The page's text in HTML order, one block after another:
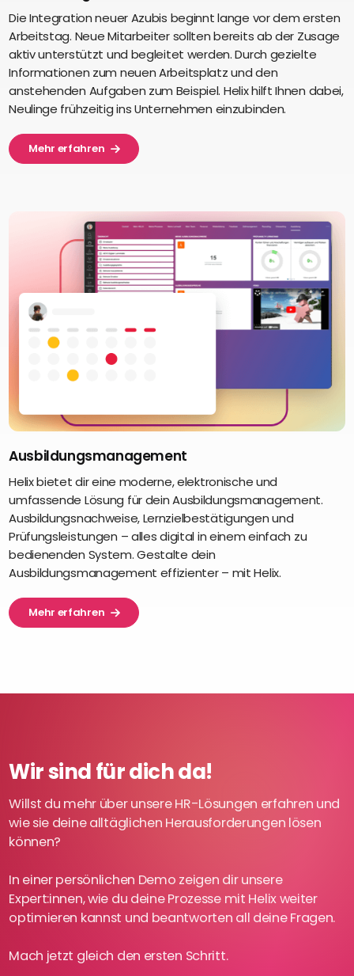
Die Integration neuer Azubis beginnt lange vor dem ersten
Arbeitstag. Neue Mitarbeiter sollten bereits ab der Zusage
aktiv unterstützt und begleitet werden. Durch gezielte
Informationen zum neuen Arbeitsplatz und den
anstehenden Aufgaben zum Beispiel. Helix hilft Ihnen dabei,
Neulinge frühzeitig ins Unternehmen einzubinden.
Mehr erfahren
Ausbildungsmanagement
Helix bietet dir eine moderne, elektronische und
umfassende Lösung für dein Ausbildungsmanagement.
Ausbildungsnachweise, Lernzielbestätigungen und
Prüfungsleistungen – alles digital in einem einfach zu
bedienenden System. Gestalte dein
Ausbildungsmanagement effizienter – mit Helix.
Mehr erfahren
Wir sind für dich da!
Willst du mehr über unsere HR-Lösungen erfahren und
wie sie deine alltäglichen Herausforderungen lösen
können?
In einer persönlichen Demo zeigen dir unsere
Expert:innen, wie du deine Prozesse mit Helix weiter
optimieren kannst und beantworten all deine Fragen.
Mach jetzt gleich den ersten Schritt.